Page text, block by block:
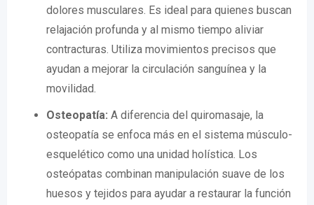
dolores musculares. Es ideal para quienes buscan
relajación profunda y al mismo tiempo aliviar
contracturas. Utiliza movimientos precisos que
ayudan a mejorar la circulación sanguínea y la
movilidad.
Osteopatía: A diferencia del quiromasaje, la
osteopatía se enfoca más en el sistema músculo-
esquelético como una unidad holística. Los
osteópatas combinan manipulación suave de los
huesos y tejidos para ayudar a restaurar la función